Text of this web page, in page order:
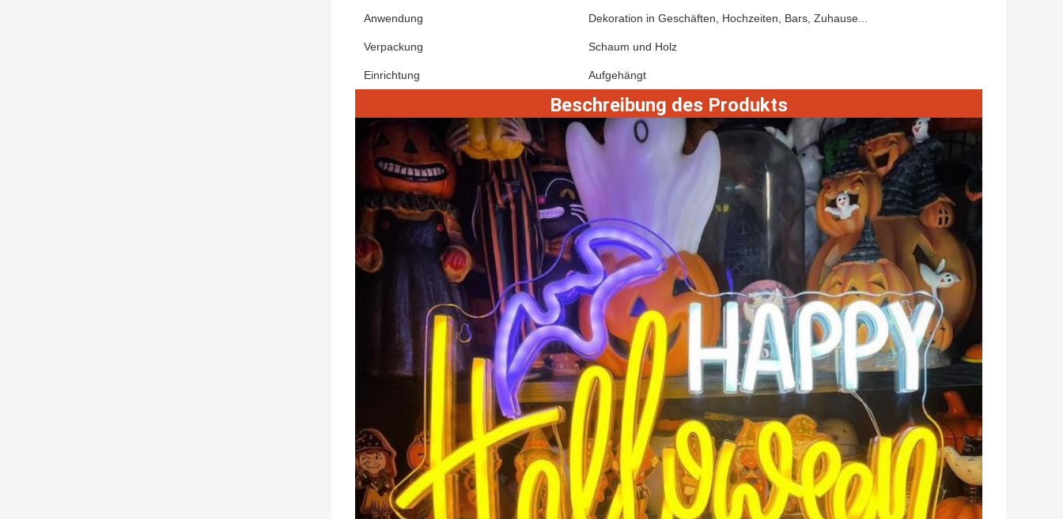
Anwendung Dekoration in Geschäften, Hochzeiten, Bars, Zuhause...
Verpackung Schaum und Holz
Einrichtung Aufgehängt
Beschreibung des Produkts